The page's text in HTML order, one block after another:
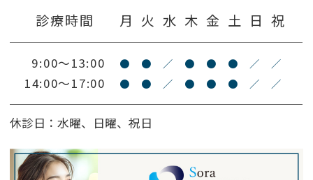
診療時間 月 火 水 木 金 土 日 祝
9:00～13:00 ● ● ／ ● ● ● ／ ／
14:00～17:00 ● ● ／ ● ● ● ／ ／
休診日：水曜、日曜、祝日